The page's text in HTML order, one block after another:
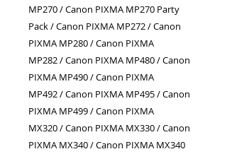
MP270 / Canon PIXMA MP270 Party
Pack / Canon PIXMA MP272 / Canon
PIXMA MP280 / Canon PIXMA
MP282 / Canon PIXMA MP480 / Canon
PIXMA MP490 / Canon PIXMA
MP492 / Canon PIXMA MP495 / Canon
PIXMA MP499 / Canon PIXMA
MX320 / Canon PIXMA MX330 / Canon
PIXMA MX340 / Canon PIXMA MX340